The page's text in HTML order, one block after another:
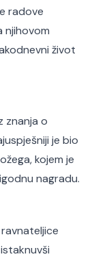
radove
njihovom
život
znanja o
je bio
kojem je
nagradu.